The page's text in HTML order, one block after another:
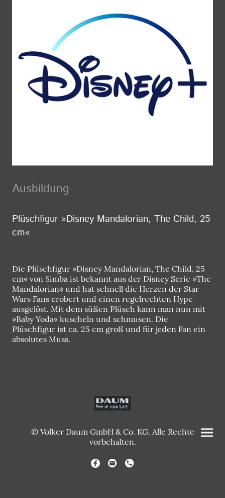
Ausbildung
Plüschfigur »Disney Mandalorian, The Child, 25
cm«
Die Plüschfigur »Disney Mandalorian, The Child, 25
cm« von Simba ist bekannt aus der Disney Serie »The
Mandalorian« und hat schnell die Herzen der Star
Wars Fans erobert und einen regelrechten Hype
ausgelöst. Mit dem süßen Plüsch kann man nun mit
»Baby Yoda« kuscheln und schmusen. Die
Plüschfigur ist ca. 25 cm groß und für jeden Fan ein
absolutes Muss.
© Volker Daum GmbH & Co. KG. Alle Rechte
vorbehalten.